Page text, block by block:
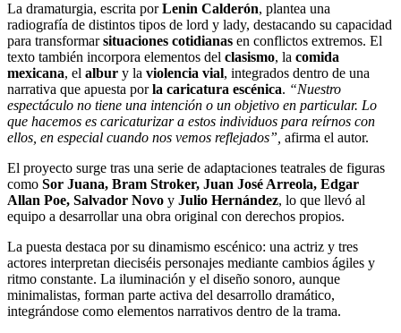
La dramaturgia, escrita porLenin Calderón, plantea una
radiografía de distintos tipos de lord y lady, destacando su capacidad
para transformarsituaciones cotidianas en conflictos extremos. El
texto también incorpora elementos del clasismo, la comida
mexicana, el albur y la violencia vial, integrados dentro de una
narrativa que apuesta porla caricatura escénica. “Nuestro
espectáculo no tiene una intención o un objetivo en particular. Lo
que hacemos es caricaturizar a estos individuos para reírnos con
ellos, en especial cuando nos vemos reflejados”, afirma el autor.
El proyecto surge tras una serie de adaptaciones teatrales de figuras
como Sor Juana, Bram Stroker, Juan José Arreola, Edgar
Allan Poe, Salvador Novo y Julio Hernández, lo que llevó al
equipo a desarrollar una obra original con derechos propios.
La puesta destaca por su dinamismo escénico: una actriz y tres
actores interpretan dieciséis personajes mediante cambios ágiles y
ritmo constante. La iluminación y el diseño sonoro, aunque
minimalistas, forman parte activa del desarrollo dramático,
integrándose como elementos narrativos dentro de la trama.